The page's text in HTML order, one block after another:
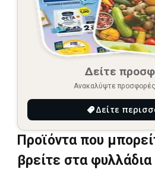
Δείτε
Ανακαλύψτε
Δείτε
Προϊόντα που
βρείτε στα φυλλάδια